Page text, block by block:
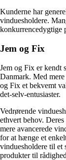
Kunderne har
vinduesholdere.
konkurrencedygtige
Jem og Fix
Jem og Fix er kendt
Danmark. Med
og Fix et bekvemt
det-selv-entusiaster.
Vedrørende
ethvert behov.
mere avancerede
for at hænge et
vinduesholdere til et
produkter til